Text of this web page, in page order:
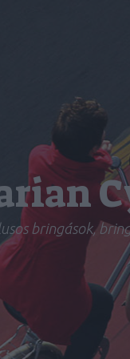
bringások,